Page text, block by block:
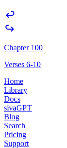
Chapter 100
Verses 6-10
Home
Library
Docs
sivaGPT
Blog
Search
Pricing
Support